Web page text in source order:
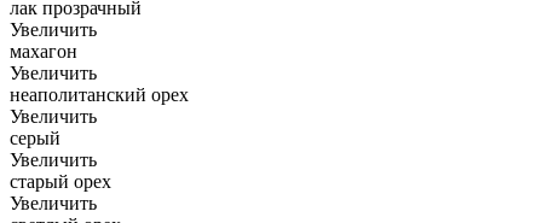
лак прозрачный
Увеличить
махагон
Увеличить
неаполитанский орех
Увеличить
серый
Увеличить
старый орех
Увеличить